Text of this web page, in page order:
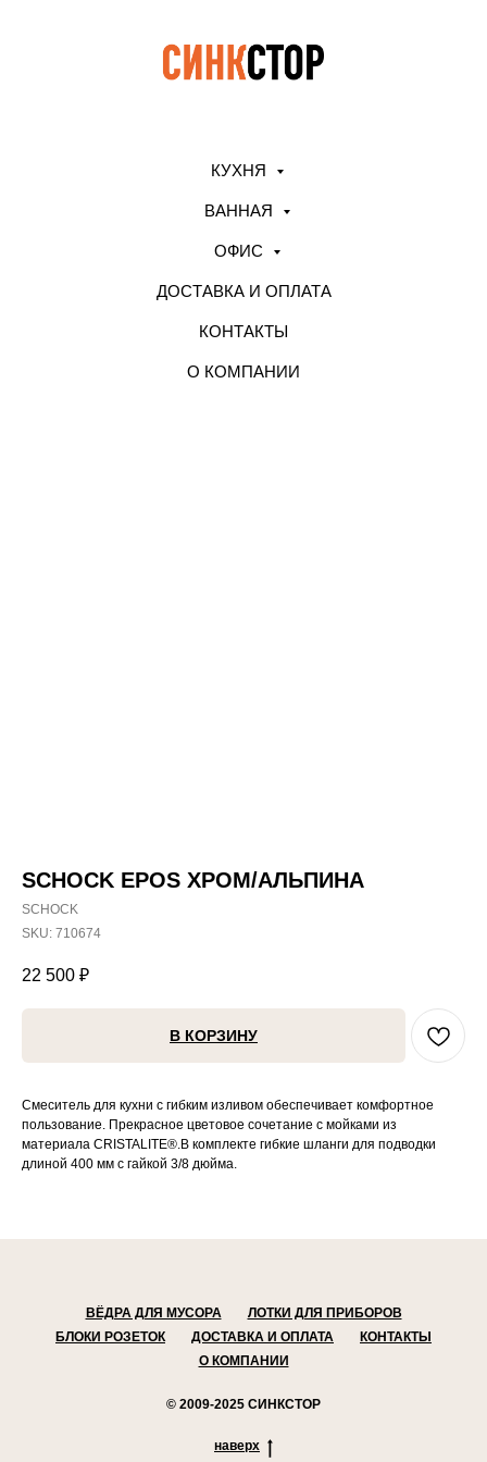
КУХНЯ
ВАННАЯ
ОФИС
ДОСТАВКА И ОПЛАТА
КОНТАКТЫ
О КОМПАНИИ
SCHOCK EPOS ХРОМ/АЛЬПИНА
SCHOCK
SKU: 710674
22 500 ₽
В КОРЗИНУ
Смеситель для кухни с гибким изливом обеспечивает комфортное
пользование. Прекрасное цветовое сочетание с мойками из
материала CRISTALITE®.В комплекте гибкие шланги для подводки
длиной 400 мм с гайкой 3/8 дюйма.
ВЁДРА ДЛЯ МУСОРА
ЛОТКИ ДЛЯ ПРИБОРОВ
БЛОКИ РОЗЕТОК
ДОСТАВКА И ОПЛАТА
КОНТАКТЫ
О КОМПАНИИ
© 2009-2025 СИНКСТОР
наверх